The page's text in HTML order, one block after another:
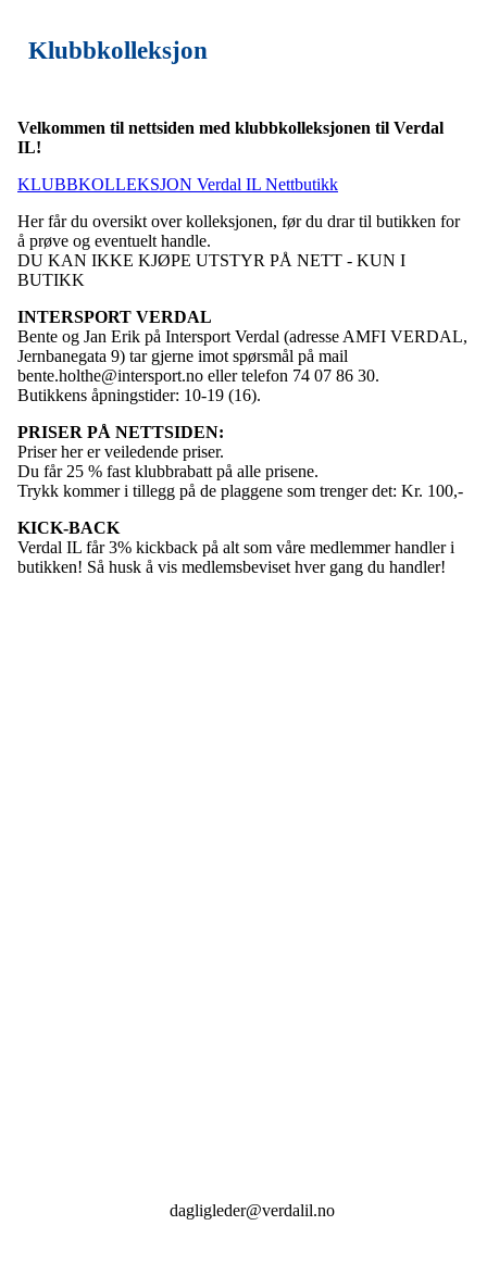
Klubbkolleksjon
Velkommen til nettsiden med klubbkolleksjonen til Verdal
IL!
KLUBBKOLLEKSJON Verdal IL Nettbutikk
Her får du oversikt over kolleksjonen, før du drar til butikken for
å prøve og eventuelt handle.
DU KAN IKKE KJØPE UTSTYR PÅ NETT - KUN I
BUTIKK
INTERSPORT VERDAL
Bente og Jan Erik på Intersport Verdal (adresse AMFI VERDAL,
Jernbanegata 9) tar gjerne imot spørsmål på mail
bente.holthe@intersport.no eller telefon 74 07 86 30.
Butikkens åpningstider: 10-19 (16).
PRISER PÅ NETTSIDEN:
Priser her er veiledende priser.
Du får 25 % fast klubbrabatt på alle prisene.
Trykk kommer i tillegg på de plaggene som trenger det: Kr. 100,-
KICK-BACK
Verdal IL får 3% kickback på alt som våre medlemmer handler i
butikken! Så husk å vis medlemsbeviset hver gang du handler!
dagligleder@verdalil.no